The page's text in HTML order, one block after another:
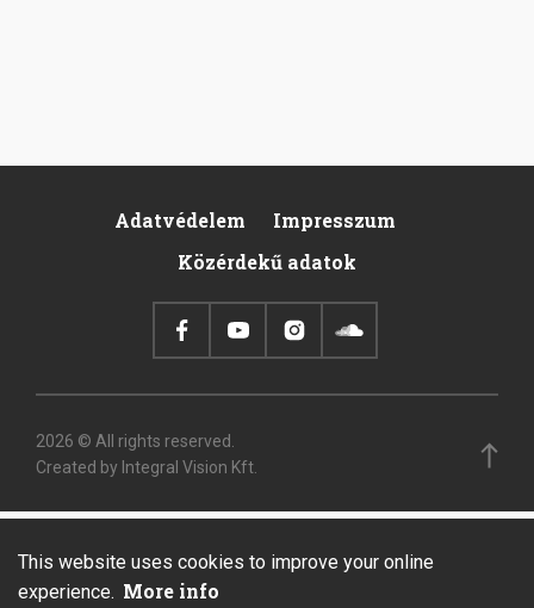
Footer
Adatvédelem
Impresszum
Közérdekű adatok
2026 © All rights reserved.
Created by Integral Vision Kft.
This website uses cookies to improve your online
experience. More info